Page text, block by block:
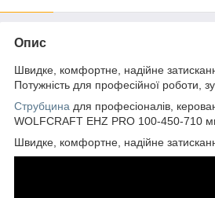
Опис
Швидке, комфортне, надійне
Потужність для професійної роботи,
Струбцина для професіоналів,
WOLFCRAFT EHZ PRO 100-450-710
Швидке, комфортне, надійне